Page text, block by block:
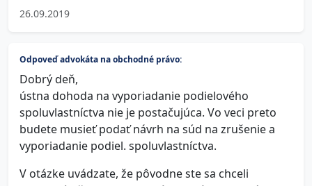
26.09.2019
Odpoveď advokáta na obchodné právo:
Dobrý deň,
ústna dohoda na vyporiadanie podielového
spoluvlastníctva nie je postačujúca. Vo veci preto
budete musieť podať návrh na súd na zrušenie a
vyporiadanie podiel. spoluvlastníctva.
V otázke uvádzate, že pôvodne ste sa chceli